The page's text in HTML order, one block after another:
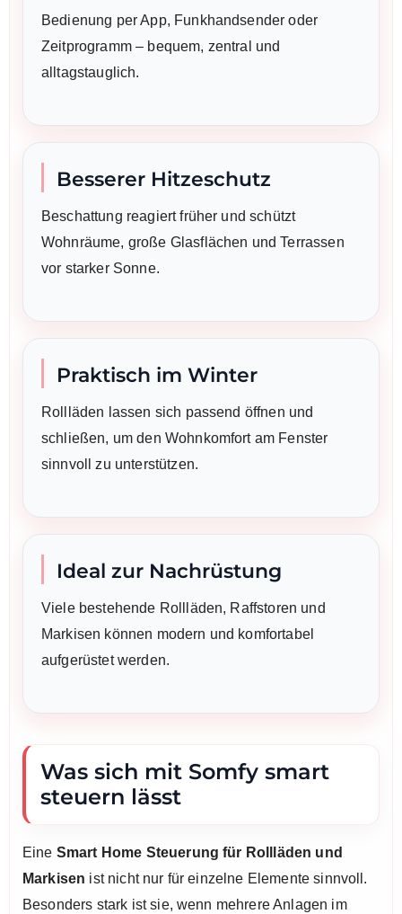
Bedienung per App, Funkhandsender oder
Zeitprogramm – bequem, zentral und
alltagstauglich.
Besserer Hitzeschutz
Beschattung reagiert früher und schützt
Wohnräume, große Glasflächen und Terrassen
vor starker Sonne.
Praktisch im Winter
Rollläden lassen sich passend öffnen und
schließen, um den Wohnkomfort am Fenster
sinnvoll zu unterstützen.
Ideal zur Nachrüstung
Viele bestehende Rollläden, Raffstoren und
Markisen können modern und komfortabel
aufgerüstet werden.
Was sich mit Somfy smart
steuern lässt
Eine Smart Home Steuerung für Rollläden und
Markisen ist nicht nur für einzelne Elemente sinnvoll.
Besonders stark ist sie, wenn mehrere Anlagen im